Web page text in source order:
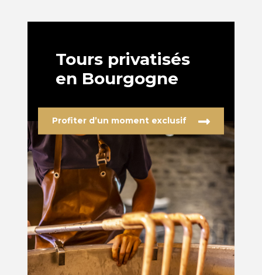
Tours privatisés
en Bourgogne
Profiter d’un moment exclusif